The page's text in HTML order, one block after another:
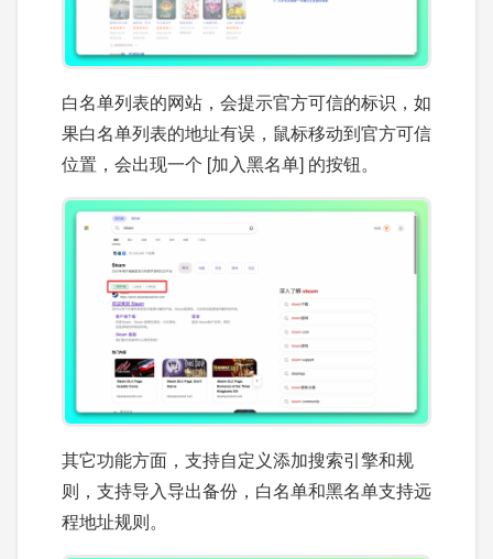
白名单列表的网站，会提示官方可信的标识，如
果白名单列表的地址有误，鼠标移动到官方可信
位置，会出现一个 [加入黑名单] 的按钮。
其它功能方面，支持自定义添加搜索引擎和规
则，支持导入导出备份，白名单和黑名单支持远
程地址规则。